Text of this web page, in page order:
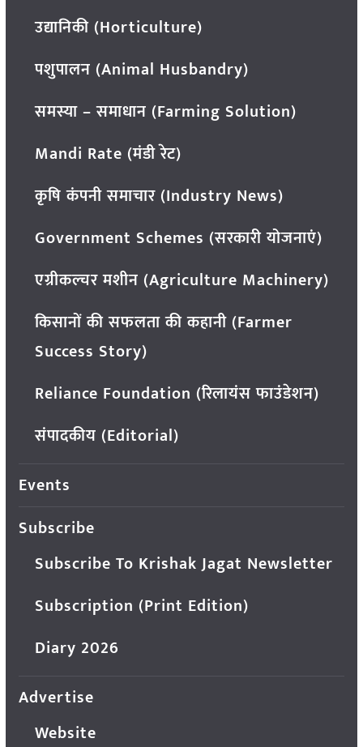
उद्यानिकी (Horticulture)
पशुपालन (Animal Husbandry)
समस्या – समाधान (Farming Solution)
Mandi Rate (मंडी रेट)
कृषि कंपनी समाचार (Industry News)
Government Schemes (सरकारी योजनाएं)
एग्रीकल्चर मशीन (Agriculture Machinery)
किसानों की सफलता की कहानी (Farmer
Success Story)
Reliance Foundation (रिलायंस फाउंडेशन)
संपादकीय (Editorial)
Events
Subscribe
Subscribe To Krishak Jagat Newsletter
Subscription (Print Edition)
Diary 2026
Advertise
Website